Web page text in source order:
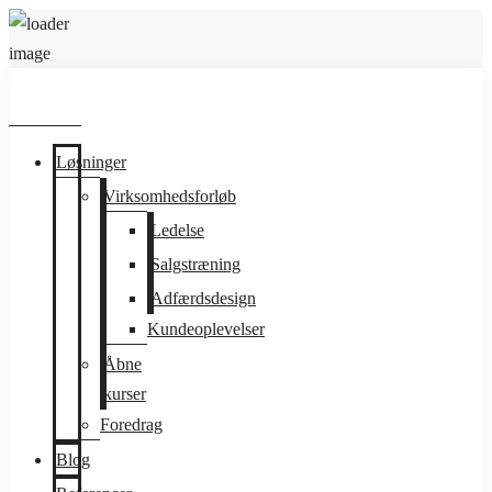
Løsninger
Virksomhedsforløb
Ledelse
Salgstræning
Adfærdsdesign
Kundeoplevelser
Åbne
kurser
Foredrag
Blog